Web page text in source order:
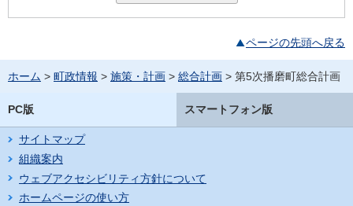
ページの先頭へ戻る
ホーム > 町政情報 > 施策・計画 > 総合計画 > 第5次播磨町総合計画
PC版 スマートフォン版
サイトマップ
組織案内
ウェブアクセシビリティ方針について
ホームページの使い方